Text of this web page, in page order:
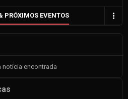
PRÓXIMOS EVENTOS
notícia encontrada